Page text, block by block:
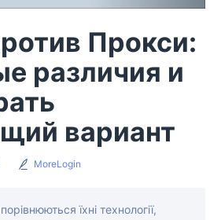
Прокси:
различия и
вариант
MoreLogin
їхні технології,